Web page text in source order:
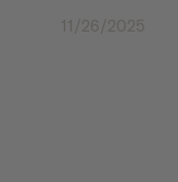
11/26/2025